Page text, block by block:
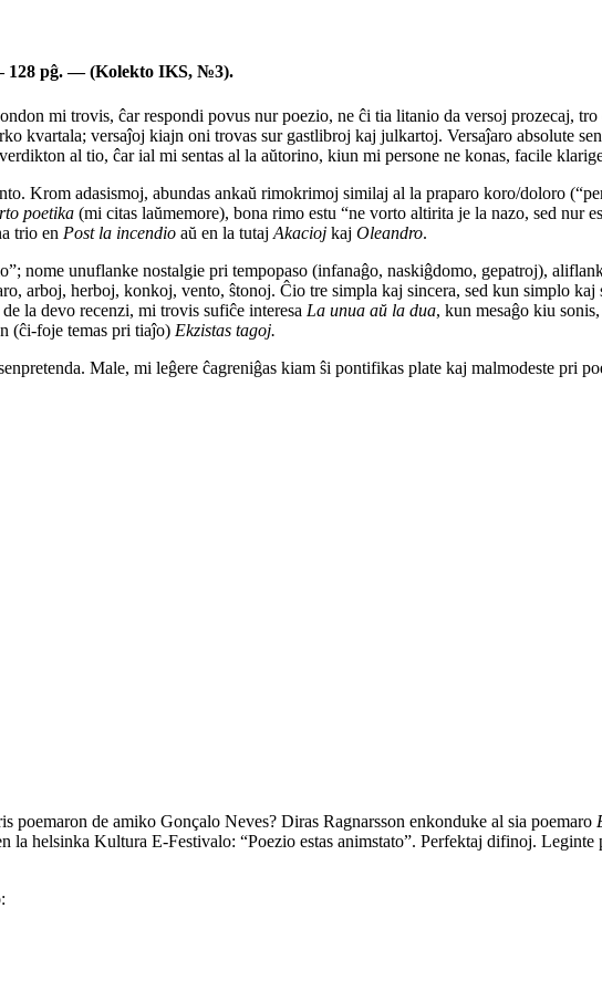
128 pĝ. — (Kolekto IKS, №3).
mi trovis, ĉar respondi povus nur poezio, ne ĉi tia litanio da versoj prozecaj,
kvartala; versaĵoj kiajn oni trovas sur gastlibroj kaj julkartoj. Versaĵaro absolute
al tio, ĉar ial mi sentas al la aŭtorino, kiun mi persone ne konas, facile
Krom adasismoj, abundas ankaŭ rimokrimoj similaj al la praparo koro/doloro
poetika (mi citas laŭmemore), bona rimo estu “ne vorto altirita je la nazo, sed nur
trio en Post la incendio aŭ en la tutaj Akacioj kaj Oleandro.
nome unuflanke nostalgie pri tempopaso (infanaĝo, naskiĝdomo, gepatroj),
arboj, herboj, konkoj, vento, ŝtonoj. Ĉio tre simpla kaj sincera, sed kun simplo
la devo recenzi, mi trovis sufiĉe interesa La unua aŭ la dua, kun mesaĝo kiu
(ĉi-foje temas pri tiaĵo) Ekzistas tagoj.
Male, mi leĝere ĉagreniĝas kiam ŝi pontifikas plate kaj malmodeste pri
poemaron de amiko Gonçalo Neves? Diras Ragnarsson enkonduke al sia poemaro
la helsinka Kultura E-Festivalo: “Poezio estas animstato”. Perfektaj difinoj.